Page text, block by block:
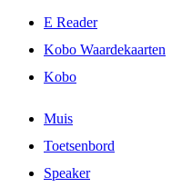
E Reader
Kobo Waardekaarten
Kobo
Muis
Toetsenbord
Speaker